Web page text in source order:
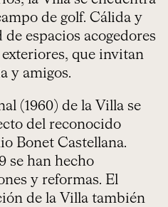
de golf. Cálida y
espacios acogedores
que invitan
y amigos.
(1960) de la Villa se
del reconocido
Bonet Castellana.
se han hecho
y reformas. El
de la Villa también